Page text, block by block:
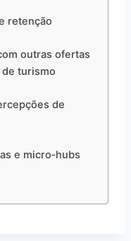
retenção
outras ofertas
turismo
de
e micro‑hubs